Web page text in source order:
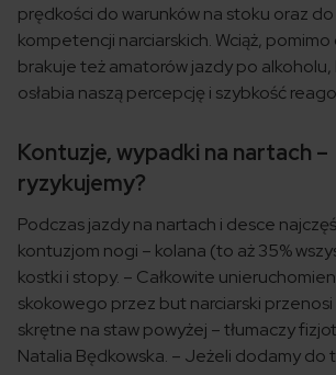
prędkości do warunków na stoku oraz do
kompetencji narciarskich. Wciąż,
brakuje też amatorów jazdy po
osłabia naszą percepcję i szybkość
Kontuzje, wypadki na nartach
ryzykujemy?
Podczas jazdy na nartach i desce
kontuzjom nogi – kolana (to aż 35%
kostki i stopy. – Całkowite
skokowego przez but narciarski przenosi
skrętne na staw powyżej – tłumaczy
Natalia Będkowska. – Jeżeli dodamy